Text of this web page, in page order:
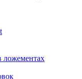
ложементах